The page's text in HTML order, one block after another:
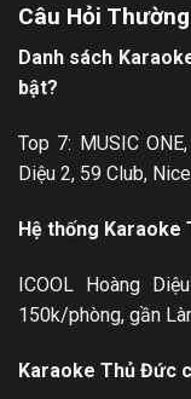
Câu Hỏi
Danh sách
bật?
Top 7: MUSIC
Diệu 2, 59 Club,
Hệ thống Karaoke
ICOOL Hoàng
150k/phòng, gần
Karaoke Thủ Đức